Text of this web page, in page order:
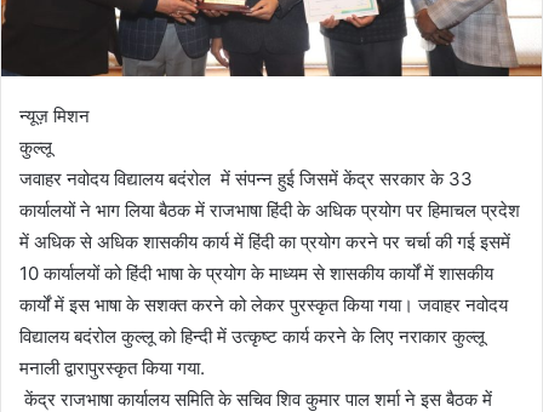
न्यूज़ मिशन
कुल्लू
जवाहर नवोदय विद्यालय बदंरोल में संपन्न हुई जिसमें केंद्र सरकार के 33
कार्यालयों ने भाग लिया बैठक में राजभाषा हिंदी के अधिक प्रयोग पर हिमाचल प्रदेश
में अधिक से अधिक शासकीय कार्य में हिंदी का प्रयोग करने पर चर्चा की गई इसमें
10 कार्यालयों को हिंदी भाषा के प्रयोग के माध्यम से शासकीय कार्यों में शासकीय
कार्यों में इस भाषा के सशक्त करने को लेकर पुरस्कृत किया गया। जवाहर नवोदय
विद्यालय बदंरोल कुल्लू को हिन्दी में उत्कृष्ट कार्य करने के लिए नराकार कुल्लू
मनाली द्वारापुरस्कृत किया गया.
केंद्र राजभाषा कार्यालय समिति के सचिव शिव कुमार पाल शर्मा ने इस बैठक में